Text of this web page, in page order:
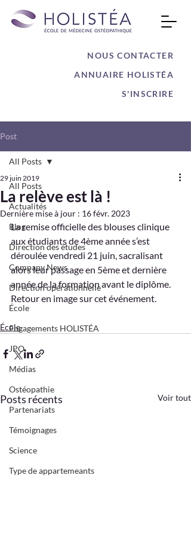
NOUS CONTACTER
ANNUAIRE HOLISTÉA
S'INSCRIRE
Post
All Posts
Actualités
Blog
Direction des études
Company News
Direction opérationnelle
École
Engagements HOLISTÉA
JPO
Médias
Ostéopathie
Partenariats
Témoignages
Science
Type de appartemeants
All Posts
La relève est là !
29 juin 2019
Dernière mise à jour : 16 févr. 2023
La remise officielle des blouses clinique
aux étudiants de 4ème année s’est
déroulée vendredi 21 juin, sacralisant
alors leur passage en 5ème et dernière
année de la formation avant le diplôme.
Retour en image sur cet événement.
École
Posts récents Voir tout